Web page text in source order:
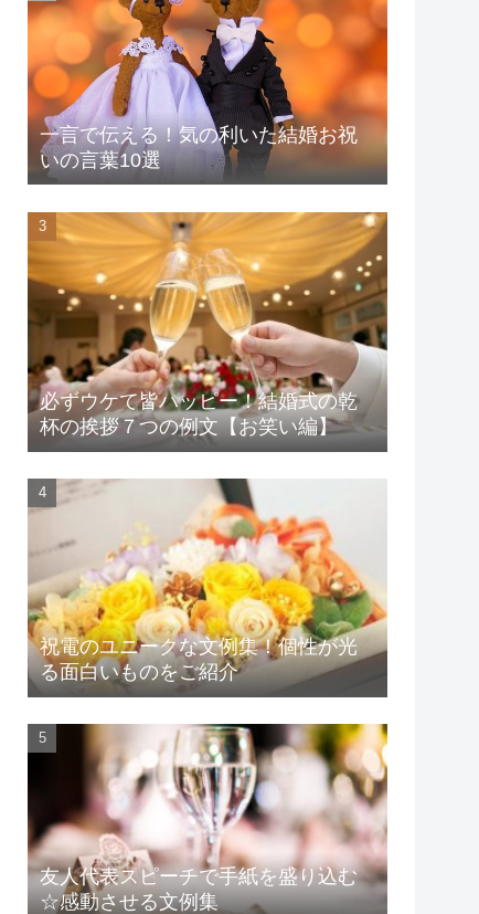
一言で伝える！気の利いた結婚お祝
いの言葉10選
必ずウケて皆ハッピー！結婚式の乾
杯の挨拶７つの例文【お笑い編】
祝電のユニークな文例集！個性が光
る面白いものをご紹介
友人代表スピーチで手紙を盛り込む
☆感動させる文例集